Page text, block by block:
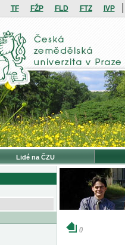
TF FŽP FLD FTZ IVP
Lidé na ČZU
()